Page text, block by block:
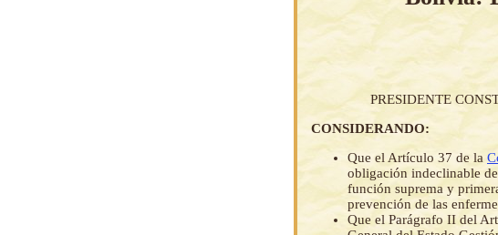
PRESIDENTE
CONSIDERANDO:
Que el Artículo 37 de la
obligación indeclinable
función suprema y
prevención de las
Que el Parágrafo II del